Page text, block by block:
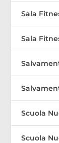
Sala
Sala
Scuola
Scuola